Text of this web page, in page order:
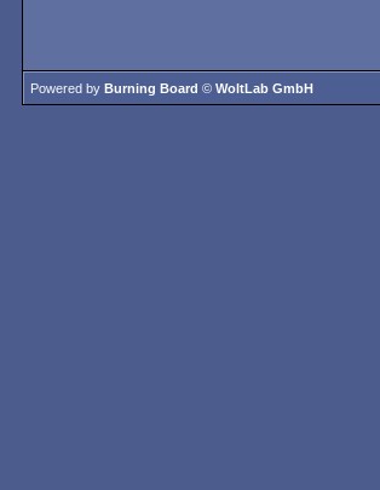
Powered by Burning Board © WoltLab GmbH